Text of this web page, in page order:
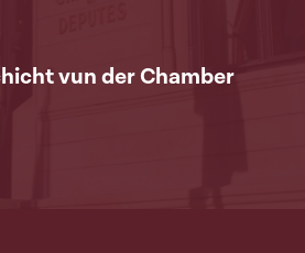
vun der Chamber